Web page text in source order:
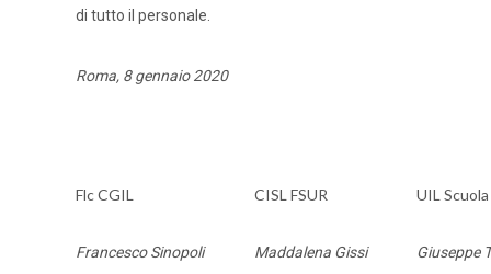
di tutto il personale.
Roma, 8 gennaio 2020
Flc CGIL
Francesco Sinopoli
CISL FSUR
Maddalena Gissi
UIL
Giuseppe